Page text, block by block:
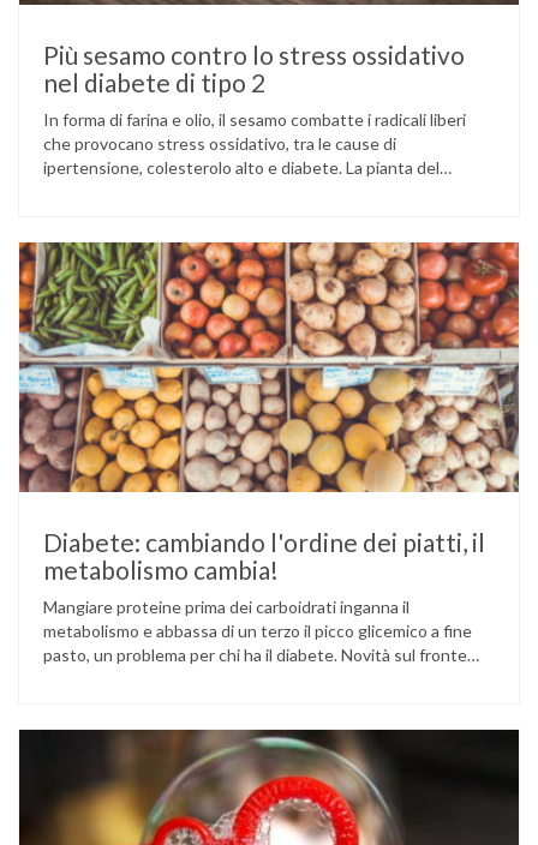
Più sesamo contro lo stress ossidativo
nel diabete di tipo 2
In forma di farina e olio, il sesamo combatte i radicali liberi
che provocano stress ossidativo, tra le cause di
ipertensione, colesterolo alto e diabete. La pianta del
utilizzati per la preparazione di numerosi piatti, ma …
Diabete: cambiando l'ordine dei piatti, il
metabolismo cambia!
Mangiare proteine prima dei carboidrati inganna il
metabolismo e abbassa di un terzo il picco glicemico a fine
pasto, un problema per chi ha il diabete. Novità sul fronte
come ingannare il metabolismo ed evitare che gli zuccheri …